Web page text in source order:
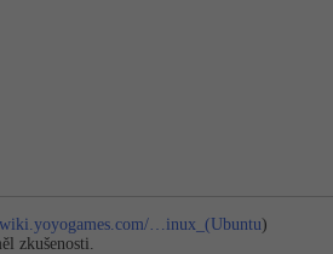
…inux_(Ubuntu)
zkušenosti.